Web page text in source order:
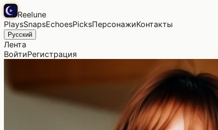
Reelune
PlaysSnapsEchoesPicksПерсонажиКонтакты
Русский
Лента
ВойтиРегистрация